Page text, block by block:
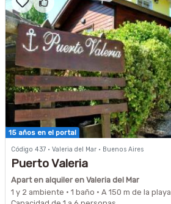
15 años en el portal
Código 437 · Valeria del Mar · Buenos Aires
Puerto Valeria
Apart en alquiler en Valeria del Mar
1 y 2 ambiente · 1 baño · A 150 m de la playa